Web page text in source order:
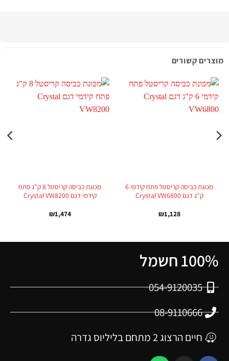
מוצרים קשורים
מכונת כביסה קריסטל פתח קידמי 6
ק"ג דגם Crystal VW6800
₪1,128
מכונת כביסה קריסטל 8 ק"ג פתח
קידמי דגם Crystal VW8200
₪1,474
100% חשמל
054-9120035
08-9110666
חיים הרצוג 2 מתחם בליליוס גדרה